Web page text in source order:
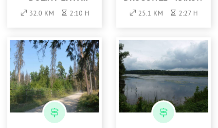
(ZIELONY)
32.0 KM 2:10 H 25.1 KM 2:27 H